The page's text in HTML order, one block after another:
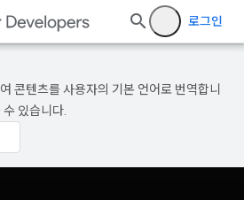
로그인
콘텐츠를 사용자의 기본 언어로 번역합니
있습니다.